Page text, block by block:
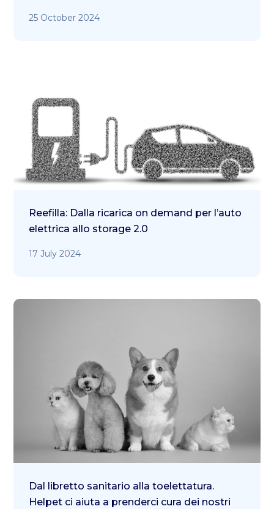
25 October 2024
Reefilla: Dalla ricarica on demand per l’auto
elettrica allo storage 2.0
17 July 2024
Dal libretto sanitario alla toelettatura.
Helpet ci aiuta a prenderci cura dei nostri